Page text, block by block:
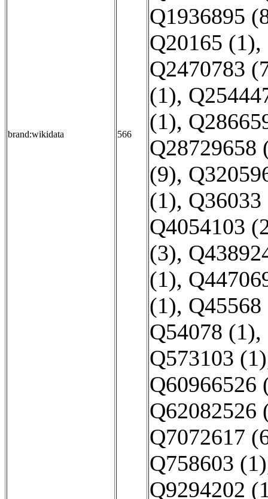
brand:wikidata 566
Q1936895
Q20165 (1),
Q2470783
(1),
(1),
Q28729658
(9),
(1),
Q4054103
(3),
(1),
(1),
Q54078 (1),
Q573103 (1)
Q60966526
Q62082526
Q7072617
Q758603 (1)
Q9294202